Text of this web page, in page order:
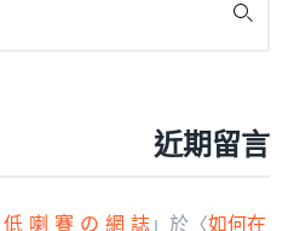
近期留言
喇 賽 の 網 誌 」於〈如何在